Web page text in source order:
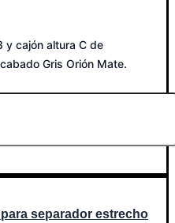
y cajón altura C de
Gris Orión Mate.
separador estrecho